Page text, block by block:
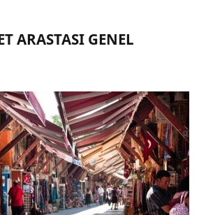
ARASTASI GENEL